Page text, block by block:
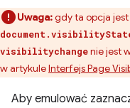
Uwaga:gdy ta opcja
visibilitychangenie jest
w artykuleInterfejs Page
Aby emulować